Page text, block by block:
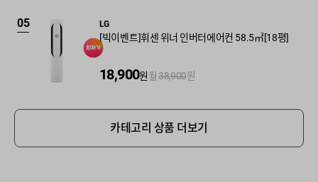
05 LG
[빅이벤트]휘센 위너 인버터에어컨 58.5㎡[18평]
18,900원월 38,900원
카테고리 상품 더보기